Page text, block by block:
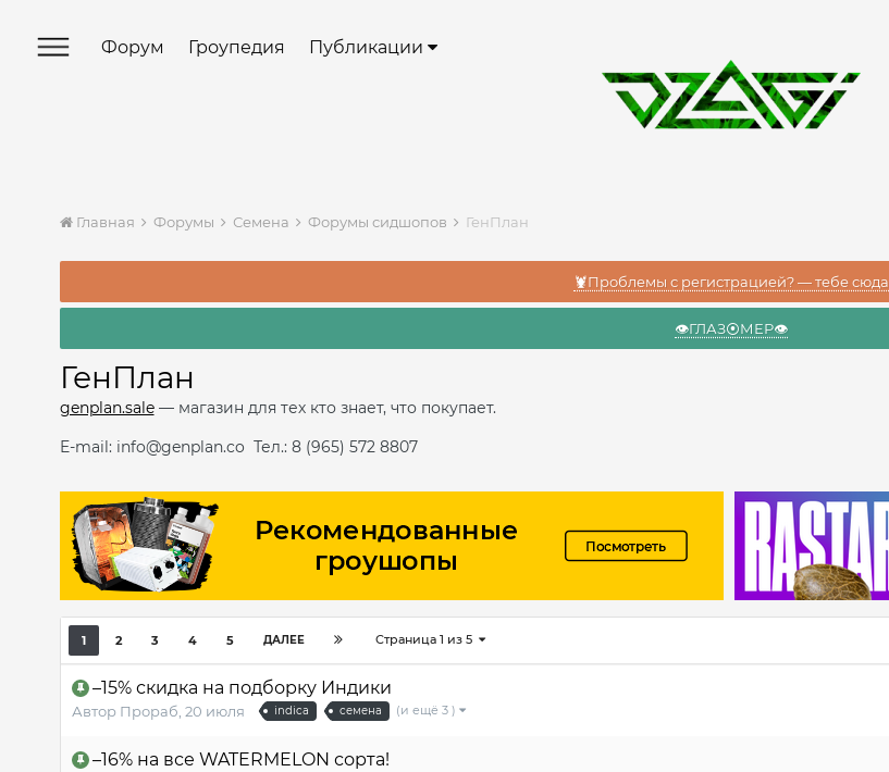
Форум Гроупедия Публикации
Главная Форумы Семена Форумы сидшопов ГенПлан
🦞Проблемы с регистрацией? — тебе сюда
👁️ГЛАЗ⦿МЕР👁️
ГенПлан
genplan.sale— магазин для тех кто знает, что покупает.
E-mail: info@genplan.co Тел.: 8 (965) 572 8807
1 2 3 4 5 ДАЛЕЕ Страница 1 из 5
–15% скидка на подборку Индики
Автор Прораб 20 июля indica семена (и ещё 3 )
–16% на все WATERMELON сорта!